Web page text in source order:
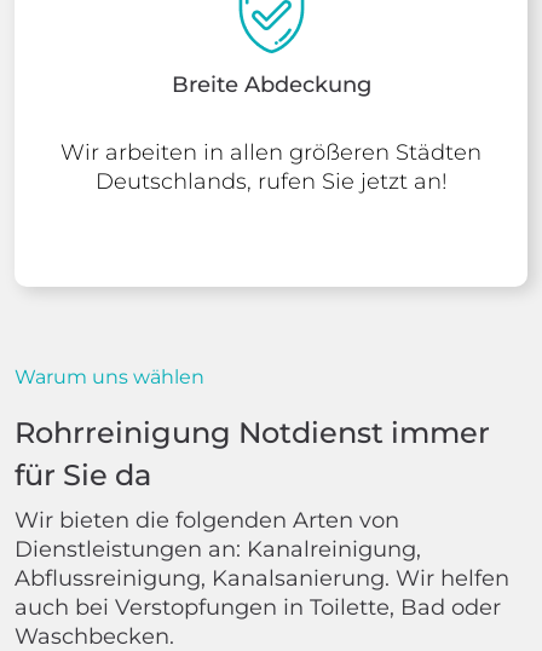
Breite Abdeckung
Wir arbeiten in allen größeren Städten
Deutschlands, rufen Sie jetzt an!
Warum uns wählen
Rohrreinigung Notdienst immer
für Sie da
Wir bieten die folgenden Arten von
Dienstleistungen an: Kanalreinigung,
Abflussreinigung, Kanalsanierung. Wir helfen
auch bei Verstopfungen in Toilette, Bad oder
Waschbecken.